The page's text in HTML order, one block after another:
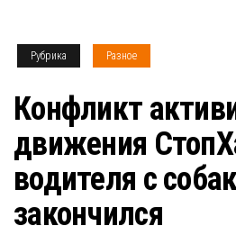
Рубрика Разное
Конфликт
движения
водителя с
закончился